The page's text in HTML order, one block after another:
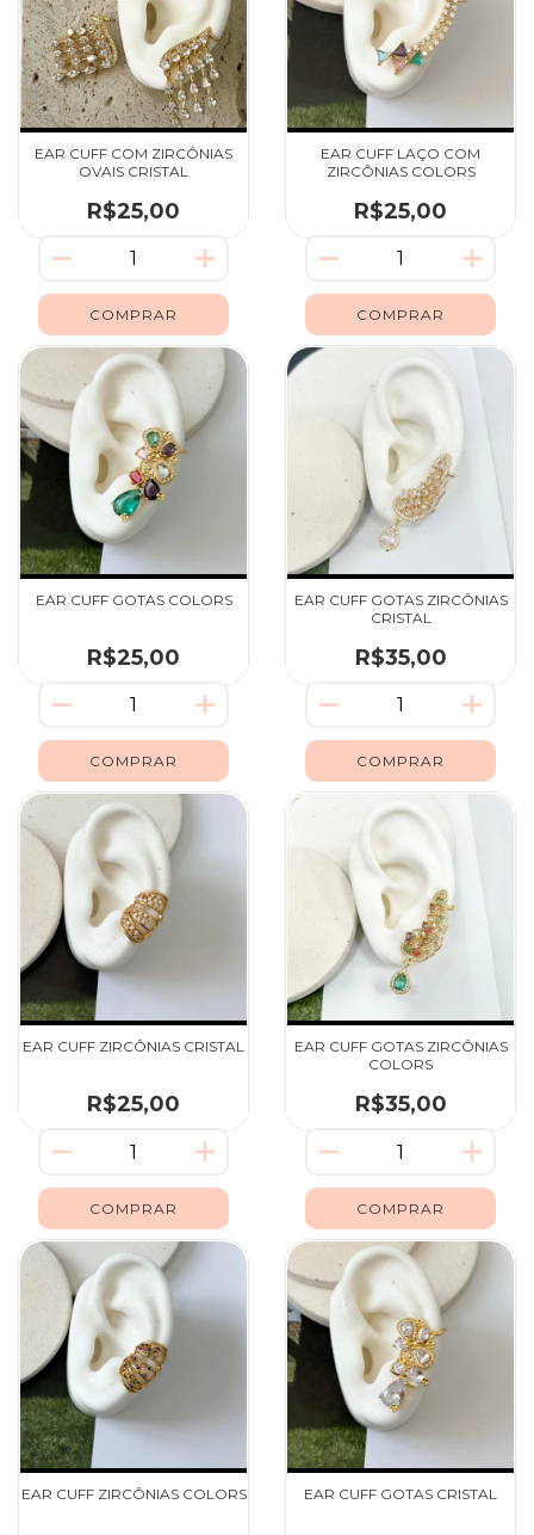
EAR CUFF COM ZIRCÔNIAS
OVAIS CRISTAL
R$25,00
EAR CUFF LAÇO COM
ZIRCÔNIAS COLORS
R$25,00
EAR CUFF GOTAS COLORS
R$25,00
EAR CUFF GOTAS ZIRCÔNIAS
CRISTAL
R$35,00
EAR CUFF ZIRCÔNIAS CRISTAL
R$25,00
EAR CUFF GOTAS ZIRCÔNIAS
COLORS
R$35,00
EAR CUFF ZIRCÔNIAS COLORS EAR CUFF GOTAS CRISTAL